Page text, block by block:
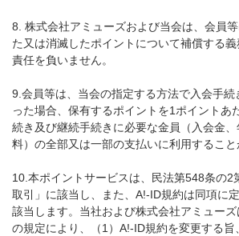
8. 株式会社アミューズおよび当会は、会員
た又は消滅したポイントについて補償する
責任を負いません。
9.会員等は、当会の指定する方法で入会手
った場合、保有するポイントを1ポイントあ
続き及び継続手続きに必要な金員（入会金
料）の全部又は一部の支払いに利用すること
10.本ポイントサービスは、民法第548条の2
取引」に該当し、また、A!-ID規約は同項に
該当します。当社および株式会社アミュー
の規定により、（1）A!-ID規約を変更する